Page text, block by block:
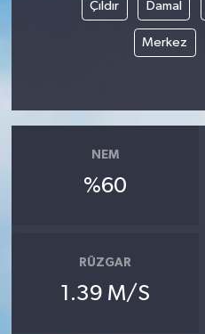
Çıldır Damal
Merkez
NEM
%60
RÜZGAR
1.39 M/S